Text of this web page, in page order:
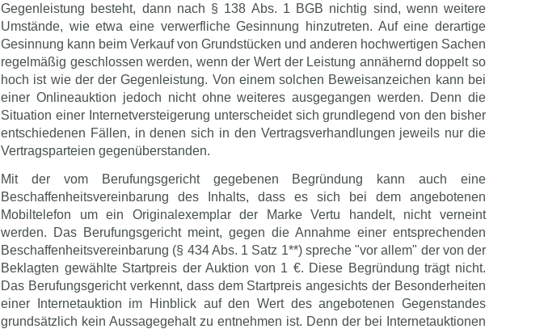
Gegenleistung besteht, dann nach § 138 Abs. 1 BGB nichtig sind, wenn weitere
Umstände, wie etwa eine verwerfliche Gesinnung hinzutreten. Auf eine derartige
Gesinnung kann beim Verkauf von Grundstücken und anderen hochwertigen Sachen
regelmäßig geschlossen werden, wenn der Wert der Leistung annähernd doppelt so
hoch ist wie der der Gegenleistung. Von einem solchen Beweisanzeichen kann bei
einer Onlineauktion jedoch nicht ohne weiteres ausgegangen werden. Denn die
Situation einer Internetversteigerung unterscheidet sich grundlegend von den bisher
entschiedenen Fällen, in denen sich in den Vertragsverhandlungen jeweils nur die
Vertragsparteien gegenüberstanden.
Mit der vom Berufungsgericht gegebenen Begründung kann auch eine
Beschaffenheitsvereinbarung des Inhalts, dass es sich bei dem angebotenen
Mobiltelefon um ein Originalexemplar der Marke Vertu handelt, nicht verneint
werden. Das Berufungsgericht meint, gegen die Annahme einer entsprechenden
Beschaffenheitsvereinbarung (§ 434 Abs. 1 Satz 1**) spreche "vor allem" der von der
Beklagten gewählte Startpreis der Auktion von 1 €. Diese Begründung trägt nicht.
Das Berufungsgericht verkennt, dass dem Startpreis angesichts der Besonderheiten
einer Internetauktion im Hinblick auf den Wert des angebotenen Gegenstandes
grundsätzlich kein Aussagegehalt zu entnehmen ist. Denn der bei Internetauktionen